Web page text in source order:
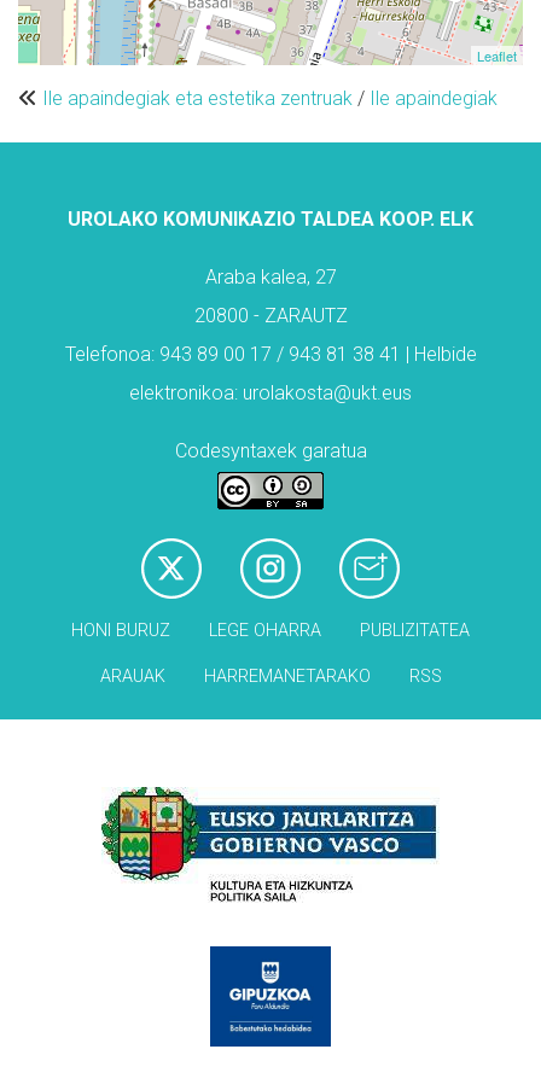
Leaflet
Ile apaindegiak eta estetika zentruak / Ile apaindegiak
UROLAKO KOMUNIKAZIO TALDEA KOOP. ELK
Araba kalea, 27
20800 - ZARAUTZ
Telefonoa: 943 89 00 17 / 943 81 38 41 | Helbide
elektronikoa: urolakosta@ukt.eus
Codesyntaxek garatua
HONI BURUZ LEGE OHARRA PUBLIZITATEA
ARAUAK HARREMANETARAKO RSS